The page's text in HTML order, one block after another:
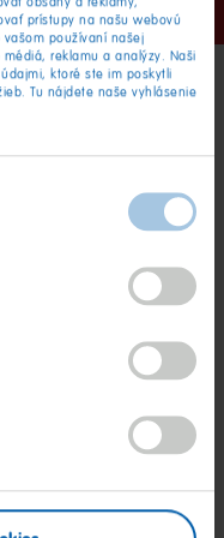
prístupy na našu webovú
používaní našej
reklamu a analýzy. Naši
ktoré ste im poskytli
Tu nájdete naše vyhlásenie
na
snímku
4
Prejsť
1
Prejsť
na
2